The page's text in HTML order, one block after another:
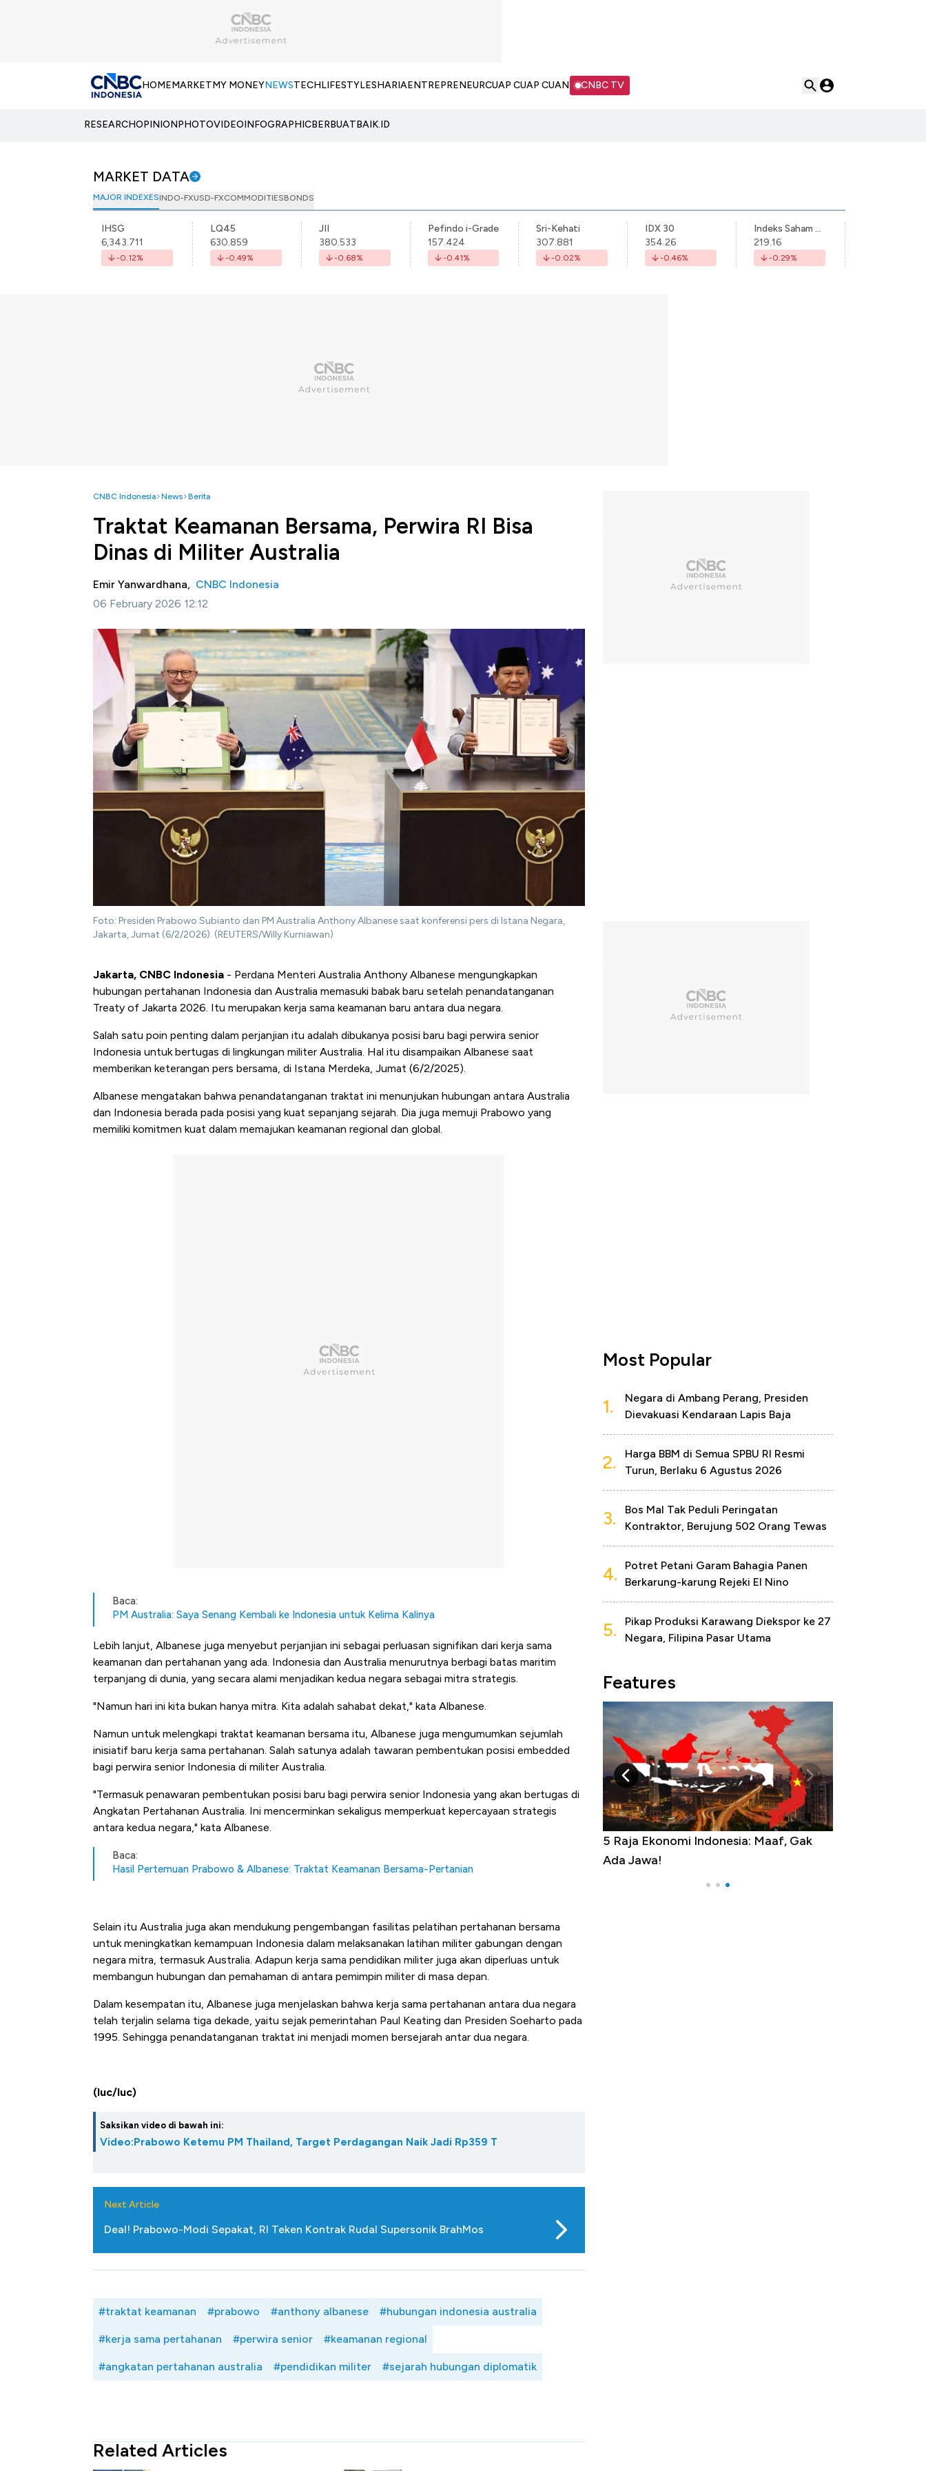
HOMEMARKETMY MONEYNEWSTECHLIFESTYLESHARIAENTREPRENEURCUAP CUAP CUAN CNBC TV
RESEARCHOPINIONPHOTOVIDEOINFOGRAPHICBERBUATBAIK.ID
MARKET DATA
MAJOR INDEXESINDO-FXUSD-FXCOMMODITIESBONDS
IHSG
6,343.711
-0.12%
LQ45
630.859
-0.49%
JII
380.533
-0.68%
Pefindo i-Grade
157.424
-0.41%
Sri-Kehati
307.881
-0.02%
IDX 30
354.26
-0.46%
Indeks Saham Syariah Indonesia
219.16
-0.29%
CNBC Indonesia News Berita
Traktat Keamanan Bersama, Perwira RI Bisa
Dinas di Militer Australia
Emir Yanwardhana, CNBC Indonesia
06 February 2026 12:12
Foto: Presiden Prabowo Subianto dan PM Australia Anthony Albanese saat konferensi pers di Istana Negara,
Jakarta, Jumat (6/2/2026). (REUTERS/Willy Kurniawan)
Jakarta, CNBC Indonesia - Perdana Menteri Australia Anthony Albanese mengungkapkan
hubungan pertahanan Indonesia dan Australia memasuki babak baru setelah penandatanganan
Treaty of Jakarta 2026. Itu merupakan kerja sama keamanan baru antara dua negara.
Salah satu poin penting dalam perjanjian itu adalah dibukanya posisi baru bagi perwira senior
Indonesia untuk bertugas di lingkungan militer Australia. Hal itu disampaikan Albanese saat
memberikan keterangan pers bersama, di Istana Merdeka, Jumat (6/2/2025).
Albanese mengatakan bahwa penandatanganan traktat ini menunjukan hubungan antara Australia
dan Indonesia berada pada posisi yang kuat sepanjang sejarah. Dia juga memuji Prabowo yang
memiliki komitmen kuat dalam memajukan keamanan regional dan global.
Baca:
PM Australia: Saya Senang Kembali ke Indonesia untuk Kelima Kalinya
Lebih lanjut, Albanese juga menyebut perjanjian ini sebagai perluasan signifikan dari kerja sama
keamanan dan pertahanan yang ada. Indonesia dan Australia menurutnya berbagi batas maritim
terpanjang di dunia, yang secara alami menjadikan kedua negara sebagai mitra strategis.
"Namun hari ini kita bukan hanya mitra. Kita adalah sahabat dekat," kata Albanese.
Namun untuk melengkapi traktat keamanan bersama itu, Albanese juga mengumumkan sejumlah
inisiatif baru kerja sama pertahanan. Salah satunya adalah tawaran pembentukan posisi embedded
bagi perwira senior Indonesia di militer Australia.
"Termasuk penawaran pembentukan posisi baru bagi perwira senior Indonesia yang akan bertugas di
Angkatan Pertahanan Australia. Ini mencerminkan sekaligus memperkuat kepercayaan strategis
antara kedua negara," kata Albanese.
Baca:
Hasil Pertemuan Prabowo & Albanese: Traktat Keamanan Bersama-Pertanian
Selain itu Australia juga akan mendukung pengembangan fasilitas pelatihan pertahanan bersama
untuk meningkatkan kemampuan Indonesia dalam melaksanakan latihan militer gabungan dengan
negara mitra, termasuk Australia. Adapun kerja sama pendidikan militer juga akan diperluas untuk
membangun hubungan dan pemahaman di antara pemimpin militer di masa depan.
Dalam kesempatan itu, Albanese juga menjelaskan bahwa kerja sama pertahanan antara dua negara
telah terjalin selama tiga dekade, yaitu sejak pemerintahan Paul Keating dan Presiden Soeharto pada
1995. Sehingga penandatanganan traktat ini menjadi momen bersejarah antar dua negara.
(luc/luc)
Saksikan video di bawah ini:
Video:Prabowo Ketemu PM Thailand, Target Perdagangan Naik Jadi Rp359 T
Next Article
Deal! Prabowo-Modi Sepakat, RI Teken Kontrak Rudal Supersonik BrahMos
#traktat keamanan #prabowo #anthony albanese #hubungan indonesia australia
#kerja sama pertahanan #perwira senior #keamanan regional
#angkatan pertahanan australia #pendidikan militer #sejarah hubungan diplomatik
Related Articles
Most Popular
1.
Negara di Ambang Perang, Presiden
Dievakuasi Kendaraan Lapis Baja
2.
Harga BBM di Semua SPBU RI Resmi
Turun, Berlaku 6 Agustus 2026
3.
Bos Mal Tak Peduli Peringatan
Kontraktor, Berujung 502 Orang Tewas
4.
Potret Petani Garam Bahagia Panen
Berkarung-karung Rejeki El Nino
5.
Pikap Produksi Karawang Diekspor ke 27
Negara, Filipina Pasar Utama
Features
5 Raja Ekonomi Indonesia: Maaf, Gak
Ada Jawa!